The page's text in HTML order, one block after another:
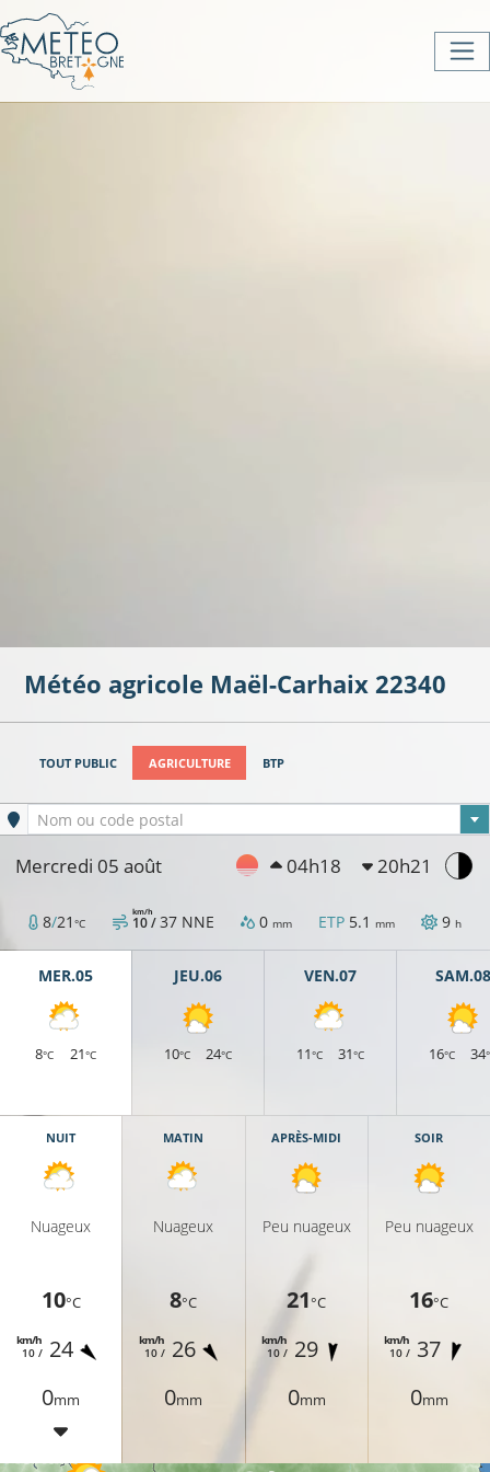
Météo agricole Maël-Carhaix 22340
TOUT PUBLIC AGRICULTURE BTP
Ville sélectionnée
Nom ou code postal
Mercredi 05 août 04h18 20h21
8/21°C 10 /
km/h 37 NNE 0 mm ETP 5.1 mm 9 h
MER.05
8°C 21°C
JEU.06
10°C 24°C
VEN.07
11°C 31°C
SAM.08
16°C 34
NUIT
Nuageux
10°C
10 /
km/h 24
0mm
MATIN
Nuageux
8°C
10 /
km/h 26
0mm
APRÈS-MIDI
Peu nuageux
21°C
10 /
km/h 29
0mm
SOIR
Peu nuageux
16°C
10 /
km/h 37
0mm